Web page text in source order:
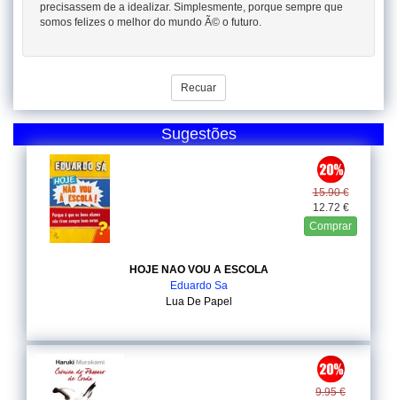
precisassem de a idealizar. Simplesmente, porque sempre que
somos felizes o melhor do mundo Ã© o futuro.
Recuar
Sugestões
15.90 €
12.72 €
Comprar
HOJE NAO VOU A ESCOLA
Eduardo Sa
Lua De Papel
9.95 €